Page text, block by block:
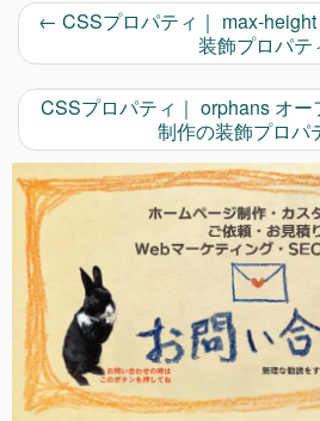
← CSSプロパティ｜ max-
装飾プロパテ
CSSプロパティ｜ orphans オ
制作の装飾プロパ